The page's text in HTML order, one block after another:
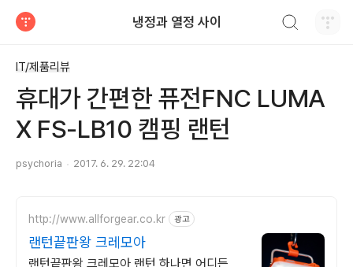
냉정과 열정 사이
IT/제품리뷰
휴대가 간편한 퓨전FNC LUMA
X FS-LB10 캠핑 랜턴
psychoria 2017. 6. 29. 22:04
http://www.allforgear.co.kr 광고
랜턴끝판왕 크레모아
랜턴끝판왕 크레모아 랜턴 하나면 어디든